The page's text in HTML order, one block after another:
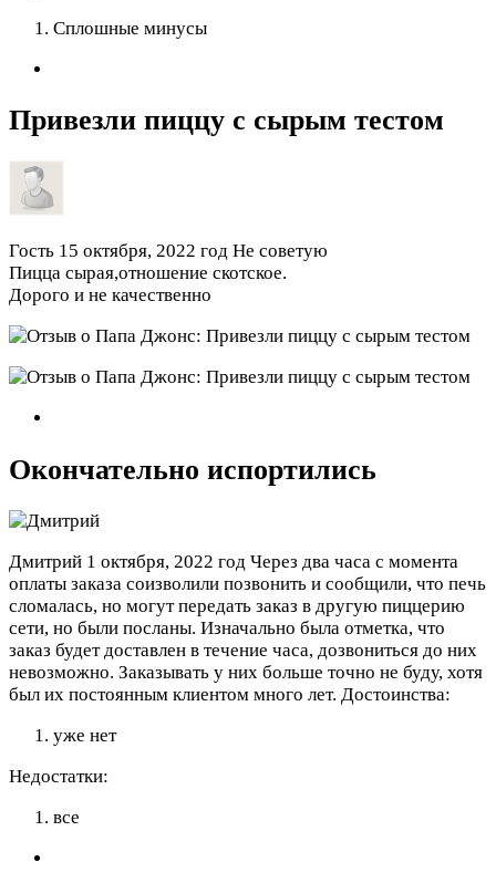
Сплошные минусы
Привезли пиццу с сырым тестом
Гость 15 октября, 2022 год Не советую
Пицца сырая,отношение скотское.
Дорого и не качественно
Окончательно испортились
Дмитрий 1 октября, 2022 год Через два часа с момента
оплаты заказа соизволили позвонить и сообщили, что печь
сломалась, но могут передать заказ в другую пиццерию
сети, но были посланы. Изначально была отметка, что
заказ будет доставлен в течение часа, дозвониться до них
невозможно. Заказывать у них больше точно не буду, хотя
был их постоянным клиентом много лет. Достоинства:
уже нет
Недостатки:
все